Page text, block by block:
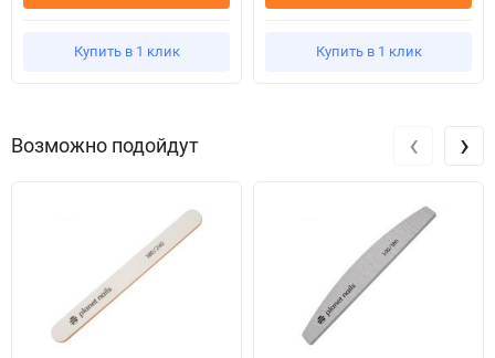
Купить в 1 клик Купить в 1 клик
Возможно подойдут ‹ ›